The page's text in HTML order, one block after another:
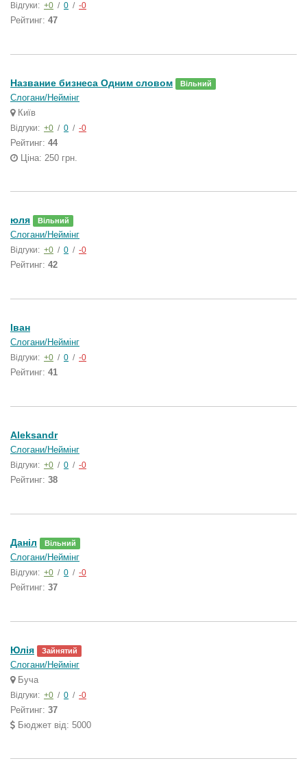
Відгуки: +0 / 0 / -0
Рейтинг: 47
Название бизнеса Одним словом Вільний
Слогани/Неймінг
Київ
Відгуки: +0 / 0 / -0
Рейтинг: 44
Ціна: 250 грн.
юля Вільний
Слогани/Неймінг
Відгуки: +0 / 0 / -0
Рейтинг: 42
Іван
Слогани/Неймінг
Відгуки: +0 / 0 / -0
Рейтинг: 41
Aleksandr
Слогани/Неймінг
Відгуки: +0 / 0 / -0
Рейтинг: 38
Даніл Вільний
Слогани/Неймінг
Відгуки: +0 / 0 / -0
Рейтинг: 37
Юлія Зайнятий
Слогани/Неймінг
Буча
Відгуки: +0 / 0 / -0
Рейтинг: 37
Бюджет від: 5000